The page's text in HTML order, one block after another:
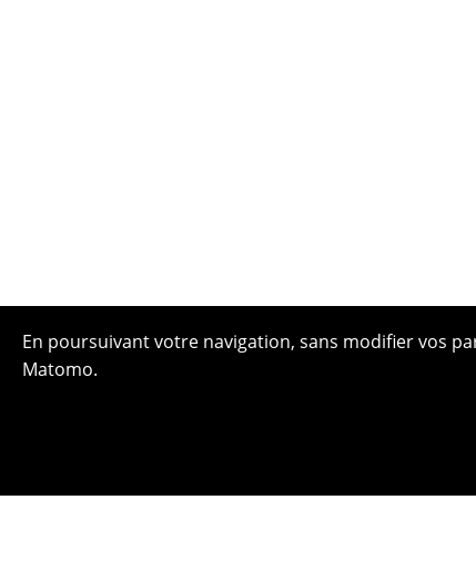
En poursuivant votre navigation, sans modifier vos
Matomo.